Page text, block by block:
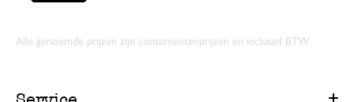
Alle genoemde prijzen zijn consumentenprijzen en inclusief BTW.